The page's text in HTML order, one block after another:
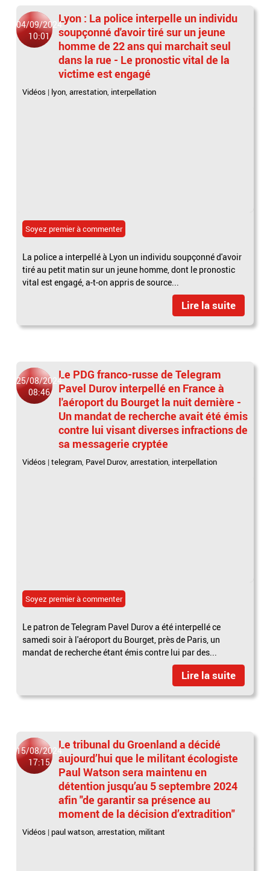
04/09/2024
10:01
Lyon : La police interpelle un individu
soupçonné d'avoir tiré sur un jeune
homme de 22 ans qui marchait seul
dans la rue - Le pronostic vital de la
victime est engagé
Vidéos | lyon,arrestation, interpellation
Soyez premier à commenter
La police a interpellé à Lyon un individu soupçonné d'avoir
tiré au petit matin sur un jeune homme, dont le pronostic
vital est engagé, a-t-on appris de source...
Lire la suite
25/08/2024
08:46
Le PDG franco-russe de Telegram
Pavel Durov interpellé en France à
l'aéroport du Bourget la nuit dernière -
Un mandat de recherche avait été émis
contre lui visant diverses infractions de
sa messagerie cryptée
Vidéos |telegram, Pavel Durov,arrestation, interpellation
Soyez premier à commenter
Le patron de Telegram Pavel Durov a été interpellé ce
samedi soir à l'aéroport du Bourget, près de Paris, un
mandat de recherche étant émis contre lui par des...
Lire la suite
15/08/2024
17:15
Le tribunal du Groenland a décidé
aujourd’hui que le militant écologiste
Paul Watson sera maintenu en
détention jusqu’au 5 septembre 2024
afin "de garantir sa présence au
moment de la décision d’extradition"
Vidéos | paul watson,arrestation, militant